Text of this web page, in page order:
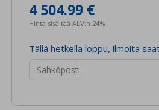
4 504.99 €
Hinta sisältää ALV:n 24%
Tällä hetkellä loppu, ilmoita